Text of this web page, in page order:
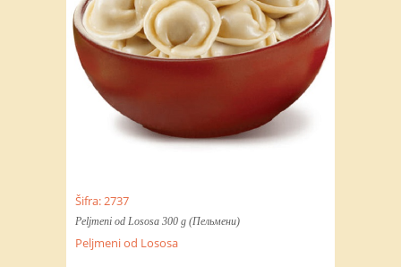
Šifra: 2737
Peljmeni od Lososa 300 g (Пельмени)
Peljmeni od Lososa